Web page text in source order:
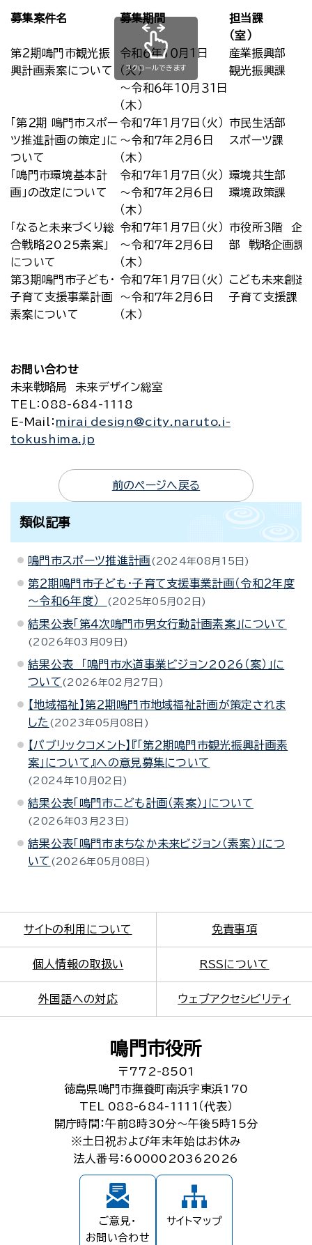
募集案件名 募集期間
担当課
（室）
第２期鳴門市観光振
興計画素案について
令和６年１０月１日
（火）
～令和６年１０月３１日
（木）
産業振興部
観光振興課
「第２期 鳴門市スポー
ツ推進計画の策定」に
ついて
令和７年１月７日（火）
～令和７年２月６日
（木）
市民生活部
スポーツ課
「鳴門市環境基本計
画」の改定について
令和７年１月７日（火）
～令和７年２月６日
（木）
環境共生部
環境政策課
「なると未来づくり総
合戦略2025素案」
について
令和７年１月７日（火）
～令和７年２月６日
（木）
市役所３階 企
部 戦略企画課
第３期鳴門市子ども・
子育て支援事業計画
素案について
令和７年１月７日（火）
～令和７年２月６日
（木）
こども未来創造
子育て支援課
スクロールできます
お問い合わせ
未来戦略局 未来デザイン総室
TEL
：088-684-1118
E-Mail
： mirai_design@city.naruto.i-
tokushima.jp
前のページへ戻る
類似記事
鳴門市スポーツ推進計画 2024年08月15日
第２期鳴門市子ども・子育て支援事業計画（令和２年度
～令和６年度）
2025年05月02日
結果公表「第４次鳴門市男女行動計画素案」について
2026年03月09日
結果公表 「鳴門市水道事業ビジョン2026（案）」に
ついて
2026年02月27日
【地域福祉】第２期鳴門市地域福祉計画が策定されま
した
2023年05月08日
【パブリックコメント】『「第２期鳴門市観光振興計画素
案」について』への意見募集について
2024年10月02日
結果公表「鳴門市こども計画（素案）」について
2026年03月23日
結果公表「鳴門市まちなか未来ビジョン（素案）」につ
いて
2026年05月08日
サイトの利用について 免責事項
個人情報の取扱い RSSについて
外国語への対応 ウェブアクセシビリティ
鳴門市役所
〒772-8501
徳島県鳴門市撫養町南浜字東浜170
TEL 088-684-1111（代表）
開庁時間：午前8時30分～午後5時15分
※土日祝および年末年始はお休み
法人番号：6000020362026
ご意見・
お問い合わせ
サイトマップ